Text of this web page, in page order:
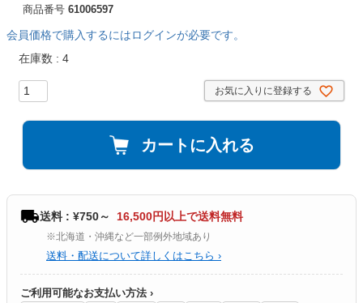
商品番号 61006597
会員価格で購入するにはログインが必要です。
在庫数
4
お気に入りに登録する
カートに入れる
送料 : ¥750～ 16,500円以上で送料無料
※北海道・沖縄など一部例外地域あり
送料・配送について詳しくはこちら ›
ご利用可能なお支払い方法 ›